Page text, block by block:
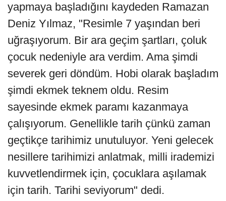
yapmaya başladığını kaydeden Ramazan
Deniz Yılmaz, "Resimle 7 yaşından beri
uğraşıyorum. Bir ara geçim şartları, çoluk
çocuk nedeniyle ara verdim. Ama şimdi
severek geri döndüm. Hobi olarak başladım
şimdi ekmek teknem oldu. Resim
sayesinde ekmek paramı kazanmaya
çalışıyorum. Genellikle tarih çünkü zaman
geçtikçe tarihimiz unutuluyor. Yeni gelecek
nesillere tarihimizi anlatmak, milli irademizi
kuvvetlendirmek için, çocuklara aşılamak
için tarih. Tarihi seviyorum" dedi.